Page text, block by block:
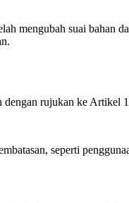
mengubah suai bahan
rujukan ke Artikel
seperti